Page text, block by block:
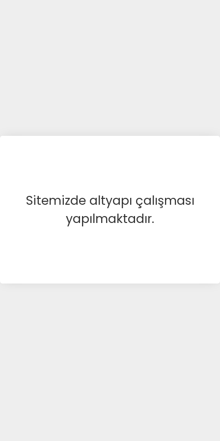
Sitemizde altyapı çalışması
yapılmaktadır.